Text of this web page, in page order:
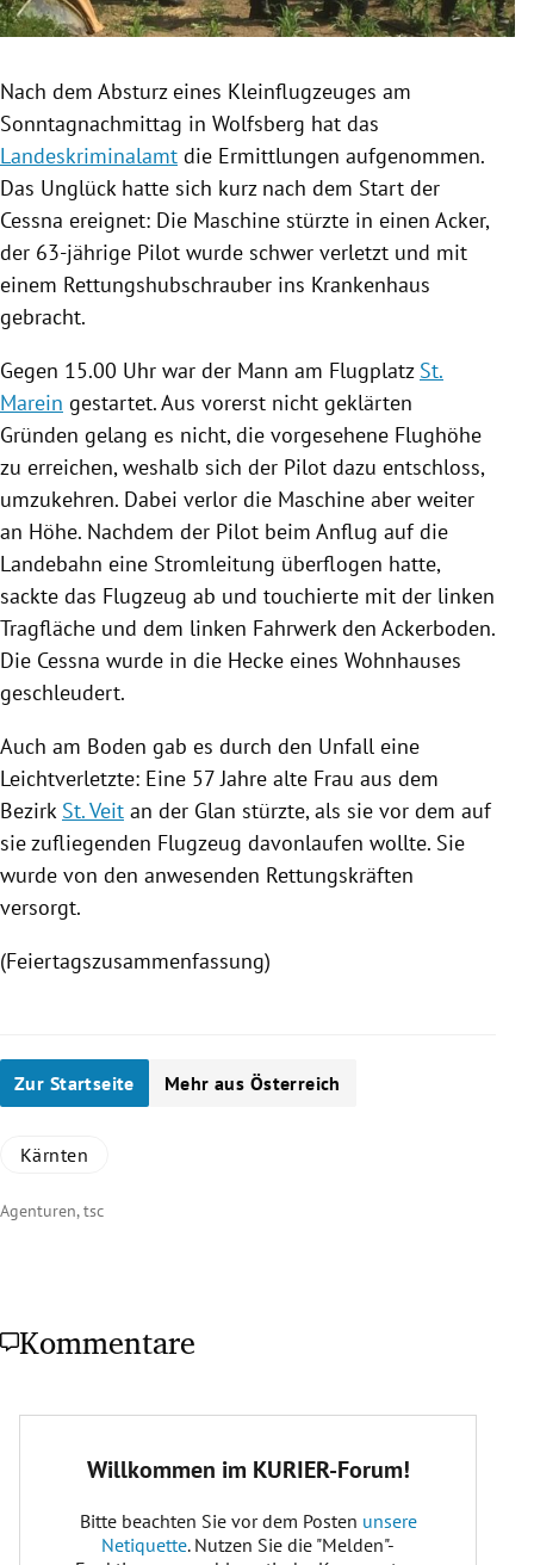
Untermenü
Untermenü
Nach dem Absturz eines Kleinflugzeuges am
Sonntagnachmittag in Wolfsberg hat das
Landeskriminalamt die Ermittlungen aufgenommen.
Das Unglückhatte sich kurz nach dem Start der
Cessna ereignet: Die Maschine stürzte in einen Acker,
der 63-jährige Pilot wurde schwer verletzt und mit
einem Rettungshubschrauber ins Krankenhaus
gebracht.
Gegen 15.00 Uhr war der Mann am Flugplatz St.
Marein gestartet. Aus vorerst nicht geklärten
Gründen gelang es nicht, die vorgesehene Flughöhe
zu erreichen, weshalb sich der Pilot dazu entschloss,
umzukehren. Dabei verlor die Maschine aber weiter
an Höhe. Nachdem der Pilot beim Anflug auf die
Landebahn eine Stromleitung überflogen hatte,
sackte das Flugzeug ab und touchierte mit der linken
Tragfläche und dem linken Fahrwerk den Ackerboden.
Die Cessna wurde in die Hecke eines Wohnhauses
geschleudert.
Auch am Boden gab es durch den Unfall eine
Leichtverletzte: Eine 57 Jahre alte Frau aus dem
Bezirk St. Veit an der Glan stürzte, als sie vor dem auf
sie zufliegenden Flugzeug davonlaufen wollte. Sie
wurde von den anwesenden Rettungskräften
versorgt.
(Feiertagszusammenfassung)
Zur Startseite Mehr aus Österreich
Kärnten
Agenturen, tsc
Kommentare